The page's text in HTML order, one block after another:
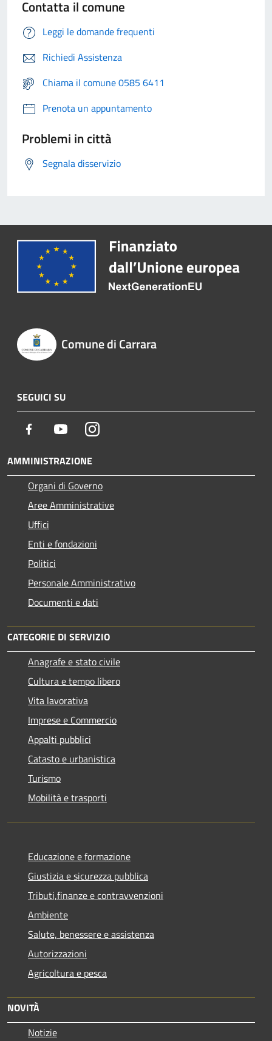
Contatta il comune
Leggi le domande frequenti
Richiedi Assistenza
Chiama il comune 0585 6411
Prenota un appuntamento
Problemi in città
Segnala disservizio
Comune di Carrara
SEGUICI SU
Facebook YoutubeInstagram
AMMINISTRAZIONE
Organi di Governo
Aree Amministrative
Uffici
Enti e fondazioni
Politici
Personale Amministrativo
Documenti e dati
CATEGORIE DI SERVIZIO
Anagrafe e stato civile
Cultura e tempo libero
Vita lavorativa
Imprese e Commercio
Appalti pubblici
Catasto e urbanistica
Turismo
Mobilità e trasporti
Educazione e formazione
Giustizia e sicurezza pubblica
Tributi,finanze e contravvenzioni
Ambiente
Salute, benessere e assistenza
Autorizzazioni
Agricoltura e pesca
NOVITÀ
Notizie